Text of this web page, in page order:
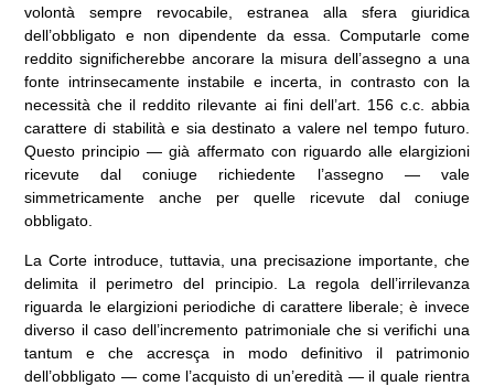
volontà sempre revocabile, estranea alla sfera giuridica
dell’obbligato e non dipendente da essa. Computarle come
reddito significherebbe ancorare la misura dell’assegno a una
fonte intrinsecamente instabile e incerta, in contrasto con la
necessità che il reddito rilevante ai fini dell’art. 156 c.c. abbia
carattere di stabilità e sia destinato a valere nel tempo futuro.
Questo principio — già affermato con riguardo alle elargizioni
ricevute dal coniuge richiedente l’assegno — vale
simmetricamente anche per quelle ricevute dal coniuge
obbligato.
La Corte introduce, tuttavia, una precisazione importante, che
delimita il perimetro del principio. La regola dell’irrilevanza
riguarda le elargizioni periodiche di carattere liberale; è invece
diverso il caso dell’incremento patrimoniale che si verifichi una
tantum e che accresça in modo definitivo il patrimonio
dell’obbligato — come l’acquisto di un’eredità — il quale rientra